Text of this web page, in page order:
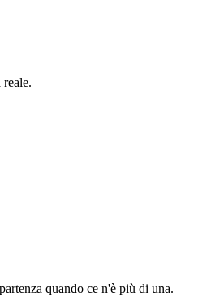
quando ce n'è più di una.